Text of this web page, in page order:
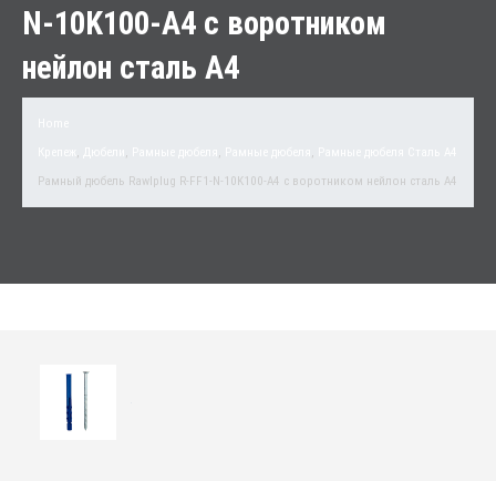
N-10K100-A4 с воротником
нейлон сталь A4
, , , ,
Рамный дюбель Rawlplug R-FF1-N-10K100-A4 с воротником нейлон сталь A4